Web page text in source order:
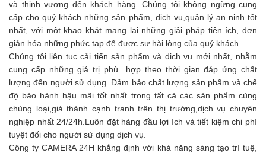
và thịnh vượng đến khách hàng. Chúng tôi không ngừng cung
cấp cho quý khách những sản phẩm, dịch vụ,quản lý an ninh tốt
nhất, với một khao khát mang lại những giải pháp tiện ích, đơn
giản hóa những phức tạp để được sự hài lòng của quý khách.
Chúng tôi liên tuc cải tiến sản phẩm và dịch vụ mới nhất, nhằm
cung cấp những giá trị phù hợp theo thời gian đáp ứng chất
lượng đến người sử dụng. Đảm bảo chất lượng sản phẩm và chế
độ bảo hành hậu mãi tốt nhất trong tất cả các sản phẩm cùng
chủng loại,giá thành cạnh tranh trên thị trường,dịch vụ chuyên
nghiệp nhất 24/24h.Luôn đặt hàng đầu lợi ích và tiết kiệm chi phí
tuyệt đối cho người sử dụng dịch vụ.
Công ty CAMERA 24H khẳng định với khả năng sáng tạo trí tuệ,